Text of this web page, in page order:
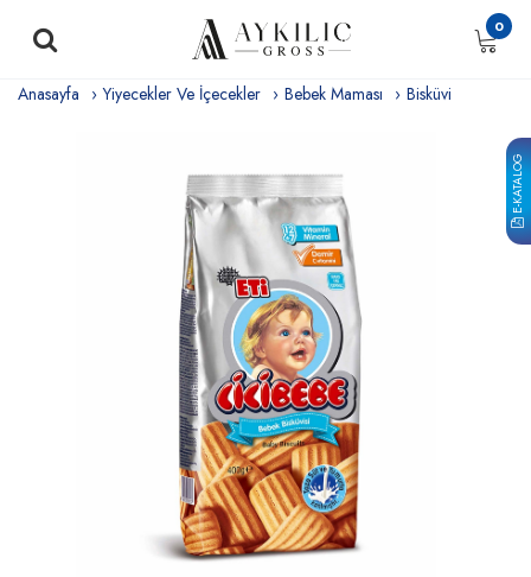
E-KATALOG
0
Anasayfa Yiyecekler Ve İçecekler Bebek Maması Bisküvi